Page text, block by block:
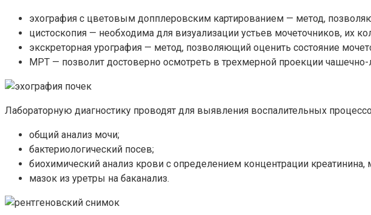
эхография с цветовым допплеровским картированием — метод,
цистоскопия — необходима для визуализации устьев мочеточников, их
экскреторная урография — метод, позволяющий оценить состояние
МРТ — позволит достоверно осмотреть в трехмерной проекции чашечно-
Лабораторную диагностику проводят для выявления воспалительных
общий анализ мочи;
бактериологический посев;
биохимический анализ крови с определением концентрации
мазок из уретры на баканализ.